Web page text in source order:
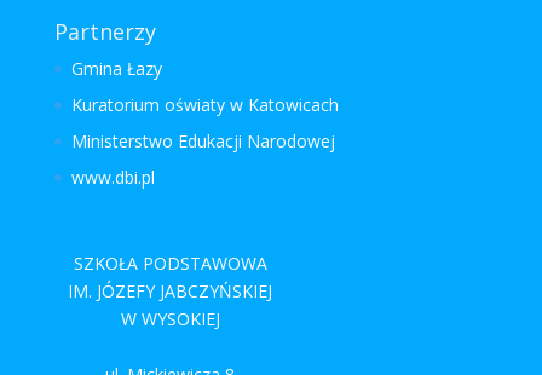
Partnerzy
Gmina Łazy
Kuratorium oświaty w Katowicach
Ministerstwo Edukacji Narodowej
www.dbi.pl
SZKOŁA PODSTAWOWA
IM. JÓZEFY JABCZYŃSKIEJ
W WYSOKIEJ